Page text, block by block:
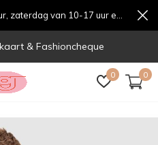
0 0
& Fashioncheque